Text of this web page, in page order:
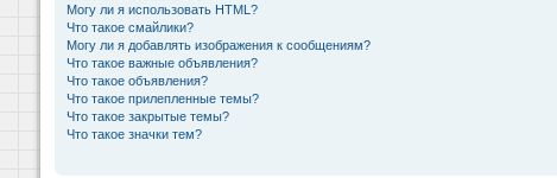
Могу ли я использовать HTML?
Что такое смайлики?
Могу ли я добавлять изображения к сообщениям?
Что такое важные объявления?
Что такое объявления?
Что такое прилепленные темы?
Что такое закрытые темы?
Что такое значки тем?